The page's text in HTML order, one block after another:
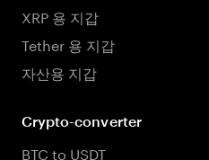
XRP 용 지갑
Tether 용 지갑
자산용 지갑
Crypto-converter
BTC to USDT